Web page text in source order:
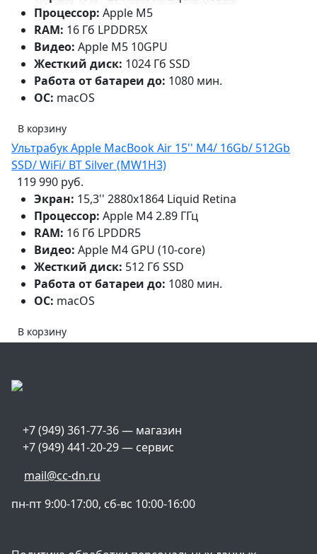
Процессор: Apple M5
RAM: 16 Гб LPDDR5X
Видео: Apple M5 10GPU
Жесткий диск: 1024 Гб SSD
Работа от батареи до: 1080 мин.
ОС: macOS
В корзину
Ультрабук Apple MacBook Air 15'' M4/ 16Gb/ 512Gb
SSD/ WiFi/ BT Silver (MW1H3)
119 990 руб.
Экран: 15,3'' 2880x1864 Liquid Retina
Процессор: Apple M4 2.89 ГГц
RAM: 16 Гб LPDDR5
Видео: Apple M4 GPU (10-core)
Жесткий диск: 512 Гб SSD
Работа от батареи до: 1080 мин.
ОС: macOS
В корзину
+7 (949) 361-77-36 — магазин
+7 (949) 441-20-29 — сервис
mail@cc-dn.ru
пн-пт 9:00-17:00, сб-вс 10:00-16:00